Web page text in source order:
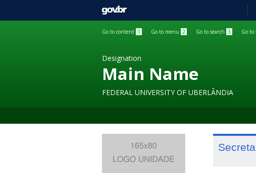
GOVBR
Go to content 1 Go to menu 2 Go to search 3 Go to
Designation
Main Name
FEDERAL UNIVERSITY OF UBERLÂNDIA